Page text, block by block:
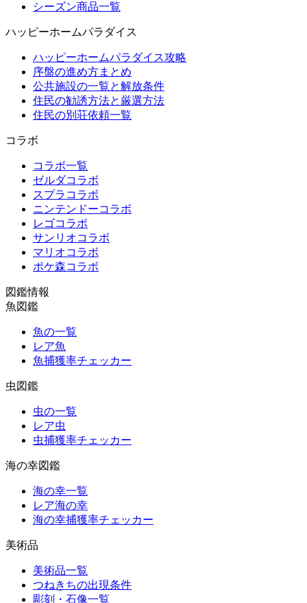
シーズン商品一覧
ハッピーホームパラダイス
ハッピーホームパラダイス攻略
序盤の進め方まとめ
公共施設の一覧と解放条件
住民の勧誘方法と厳選方法
住民の別荘依頼一覧
コラボ
コラボ一覧
ゼルダコラボ
スプラコラボ
ニンテンドーコラボ
レゴコラボ
サンリオコラボ
マリオコラボ
ポケ森コラボ
図鑑情報
魚図鑑
魚の一覧
レア魚
魚捕獲率チェッカー
虫図鑑
虫の一覧
レア虫
虫捕獲率チェッカー
海の幸図鑑
海の幸一覧
レア海の幸
海の幸捕獲率チェッカー
美術品
美術品一覧
つねきちの出現条件
彫刻・石像一覧